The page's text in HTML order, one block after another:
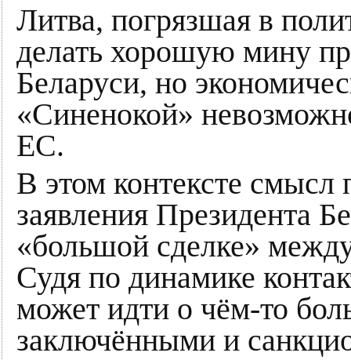
Литва, погрязшая в
делать хорошую мину
Беларуси, но
«Синенокой»
ЕС.
В этом контексте смысл
заявления Президента
«большой сделке»
Судя по динамике
может идти о чём-то
заключёнными и